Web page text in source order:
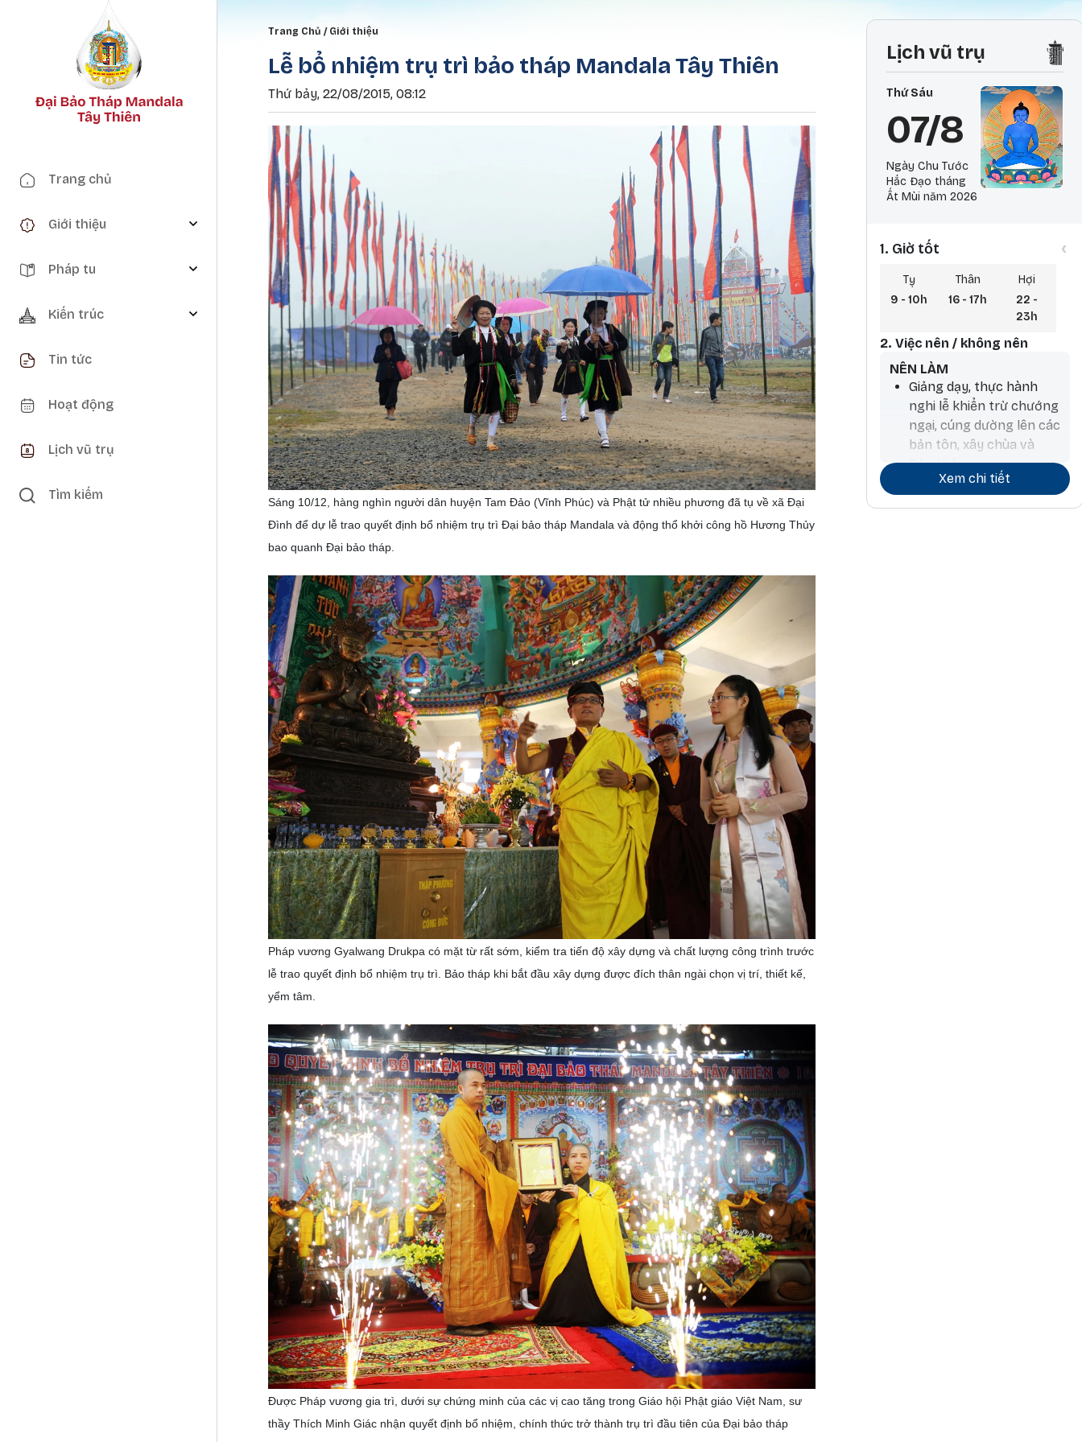
Main navigation
Trang chủ
Giới thiệu
Pháp tu
Kiến trúc
Tin tức
Hoạt động
Lịch vũ trụ
Tìm kiếm
Breadcrumb
Trang Chủ Giới thiệu
Lễ bổ nhiệm trụ trì bảo tháp Mandala Tây Thiên
Thứ bảy, 22/08/2015, 08:12
Sáng 10/12, hàng nghìn người dân huyện Tam Đảo (Vĩnh Phúc) và Phật tử nhiều phương đã tụ về xã Đại
Đình để dự lễ trao quyết định bổ nhiệm trụ trì Đại bảo tháp Mandala và động thổ khởi công hồ Hương Thủy
bao quanh Đại bảo tháp.
Pháp vương Gyalwang Drukpa có mặt từ rất sớm, kiểm tra tiến độ xây dựng và chất lượng công trình trước
lễ trao quyết định bổ nhiệm trụ trì. Bảo tháp khi bắt đầu xây dựng được đích thân ngài chọn vị trí, thiết kế,
yểm tâm.
Được Pháp vương gia trì, dưới sự chứng minh của các vị cao tăng trong Giáo hội Phật giáo Việt Nam, sư
thầy Thích Minh Giác nhận quyết định bổ nhiệm, chính thức trở thành trụ trì đầu tiên của Đại bảo tháp
Lịch vũ trụ
Thứ Sáu
07/8
Ngày Chu Tước
Hắc Đạo tháng
Ất Mùi năm 2026
1. Giờ tốt ‹
Tỵ
9 - 10h
Thân
16 - 17h
Hợi
22 -
23h
2. Việc nên / không nên
NÊN LÀM
Giảng dạy, thực hành
nghi lễ khiển trừ chướng
ngại, cúng dường lên các
bản tôn, xây chùa và
Bảo tháp
Tiến hành hoạt động
thương mại và ký kết
Xem chi tiết